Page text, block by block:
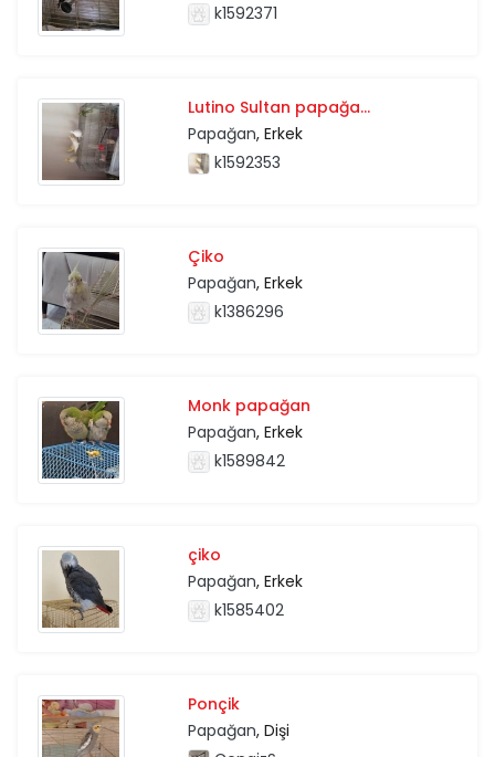
k1592371
Lutino Sultan papağa...
Papağan, Erkek
k1592353
Çiko
Papağan, Erkek
k1386296
Monk papağan
Papağan, Erkek
k1589842
çiko
Papağan, Erkek
k1585402
Ponçik
Papağan, Dişi